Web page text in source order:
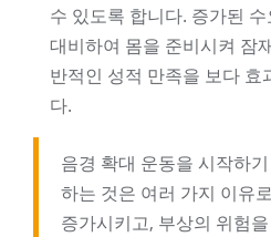
수 있도록 합니다. 증가된
대비하여 몸을 준비시켜 잠
반적인 성적 만족을 보다 효
다.
음경 확대 운동을 시작하
하는 것은 여러 가지 이유
증가시키고, 부상의 위험